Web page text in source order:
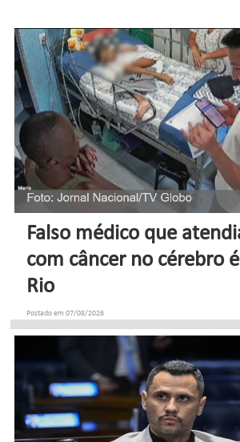
Falso médico que
com câncer no cérebro
Rio
Postado em 07/08/2026